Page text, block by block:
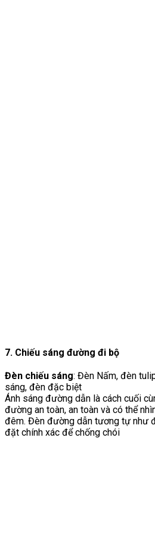
7. Chiếu sáng đường đi bộ
Đèn chiếu sáng: Đèn Nấm, đèn
sáng, đèn đặc biệt
Ánh sáng đường dẫn là cách cuối
đường an toàn, an toàn và có thể
đêm. Đèn đường dẫn tương tự như
đặt chính xác để chống chói